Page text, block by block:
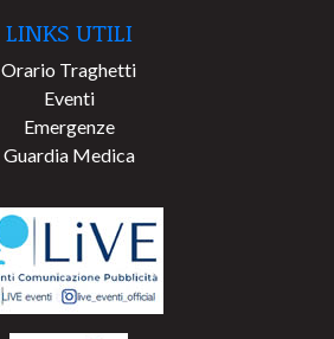
LINKS UTILI
Orario Traghetti
Eventi
Emergenze
Guardia Medica